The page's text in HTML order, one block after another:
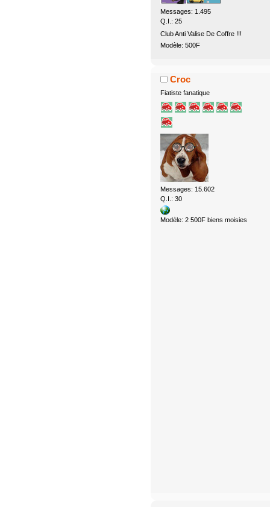
Messages: 1.495
Q.I.: 25
Club Anti Valise De Coffre !!!
Modèle: 500F
Croc
Fiatiste fanatique
Messages: 15.602
Q.I.: 30
Modèle: 2 500F biens moisies